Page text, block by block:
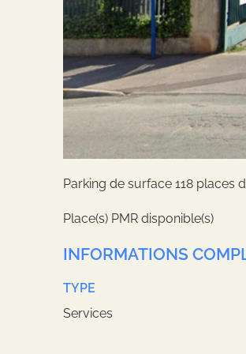
Parking de surface 118 places
Place(s) PMR disponible(s)
INFORMATIONS
TYPE
Services